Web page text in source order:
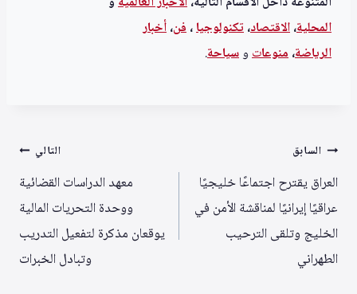
المحلية،الاقتصاد،تكنولوجيا،فن،أخبار
الرياضة،منوعاتوسياحة.
تصفّح
المقالات
السابق
العراق يقترح اجتماعًا خليجيًا
عراقيًا إيرانيًا لمناقشة الأمن في
الخليج وتلقى الترحيب
الطهراني
التالي
معهد الدراسات القضائية
ووحدة التحريات المالية
يوقعان مذكرة لتفعيل التدريب
وتبادل الخبرات